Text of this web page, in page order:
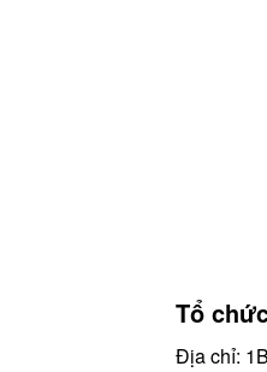
Tổ
Địa chỉ: